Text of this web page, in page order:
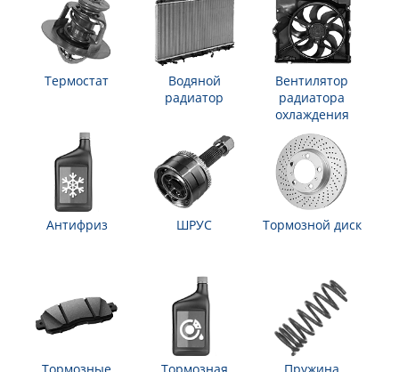
Термостат
Водяной
радиатор
Вентилятор
радиатора
охлаждения
Антифриз ШРУС Тормозной диск